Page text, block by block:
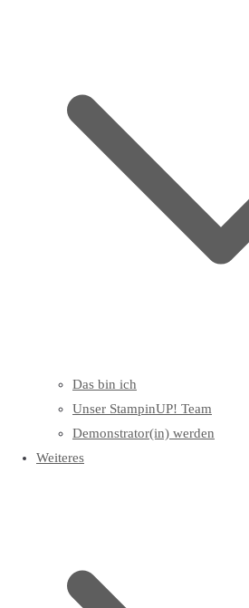
Das bin ich
Unser StampinUP! Team
Demonstrator(in) werden
Weiteres